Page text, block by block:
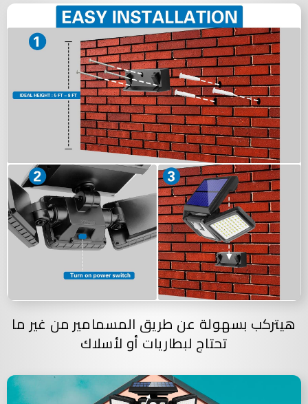
هيتركب بسهولة عن طريق المسمامير من غير ما
تحتاج لبطاريات أو لأسلاك